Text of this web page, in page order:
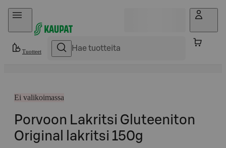
Hyppää sisältöön
Tuotteet
Ei valikoimassa
Porvoon Lakritsi Gluteeniton
Original lakritsi 150g